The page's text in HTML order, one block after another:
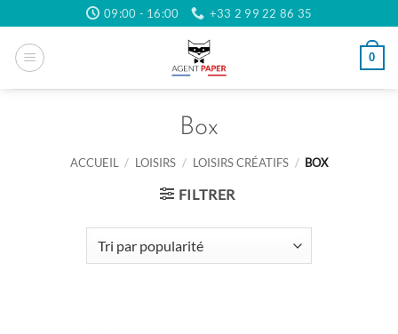
au
contenu
09:00 - 16:00 +33 2 99 22 86 35
0
Box
ACCUEIL / LOISIRS / LOISIRS CRÉATIFS / BOX
FILTRER